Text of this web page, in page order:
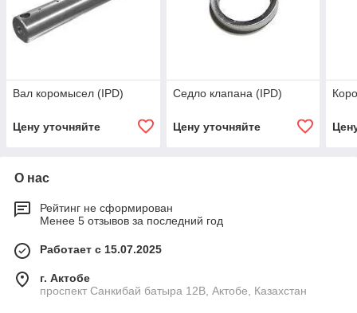
Вал коромысел (IPD)
Цену уточняйте
Седло клапана (IPD)
Цену уточняйте
О нас
Рейтинг не сформирован
Менее 5 отзывов за последний год
Работает с 15.07.2025
г. Актобе
проспект Санкибай батыра 12В, Актобе, Казахстан